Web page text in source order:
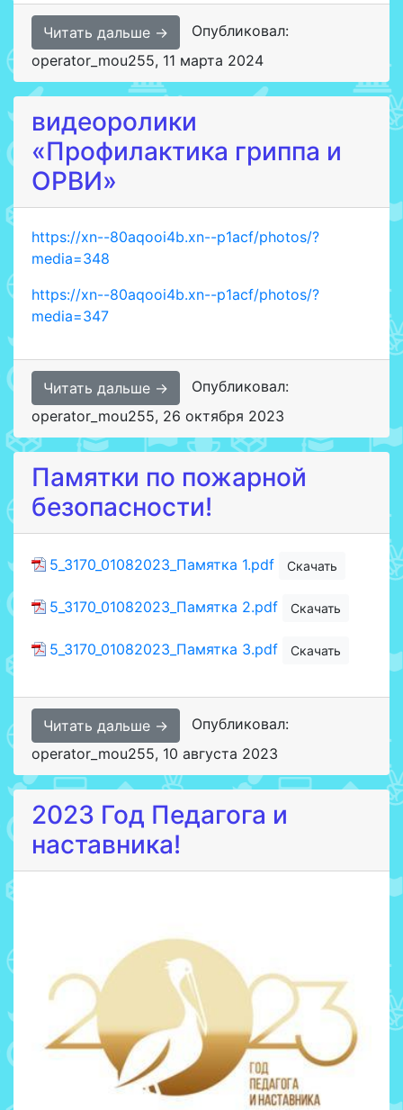
Читать дальше →
Опубликовал:
operator_mou255, 11 марта 2024
видеоролики
«Профилактика гриппа и
ОРВИ»
https://xn--80aqooi4b.xn--p1acf/photos/?
media=348
https://xn--80aqooi4b.xn--p1acf/photos/?
media=347
Читать дальше →
Опубликовал:
operator_mou255, 26 октября 2023
Памятки по пожарной
безопасности!
5_3170_01082023_Памятка 1.pdf Скачать
5_3170_01082023_Памятка 2.pdf Скачать
5_3170_01082023_Памятка 3.pdf Скачать
Читать дальше →
Опубликовал:
operator_mou255, 10 августа 2023
2023 Год Педагога и
наставника!